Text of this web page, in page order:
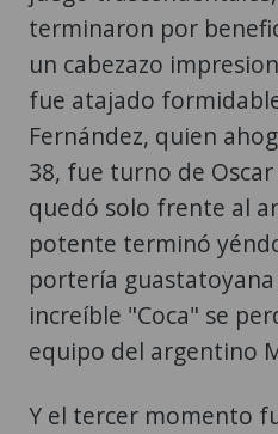
terminaron por
un cabezazo
fue atajado
Fernández, quien
38, fue turno de
quedó solo frente al
potente terminó
portería
increíble "Coca" se
equipo del argentino
Y el tercer momento